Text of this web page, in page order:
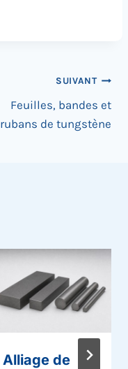
SUIVANT
Feuilles, bandes et
rubans de tungstène
Alliage de